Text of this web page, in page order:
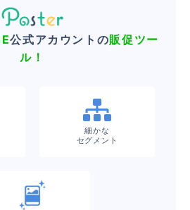
公式アカウントの販促ツー
ル！
細かな
セグメント